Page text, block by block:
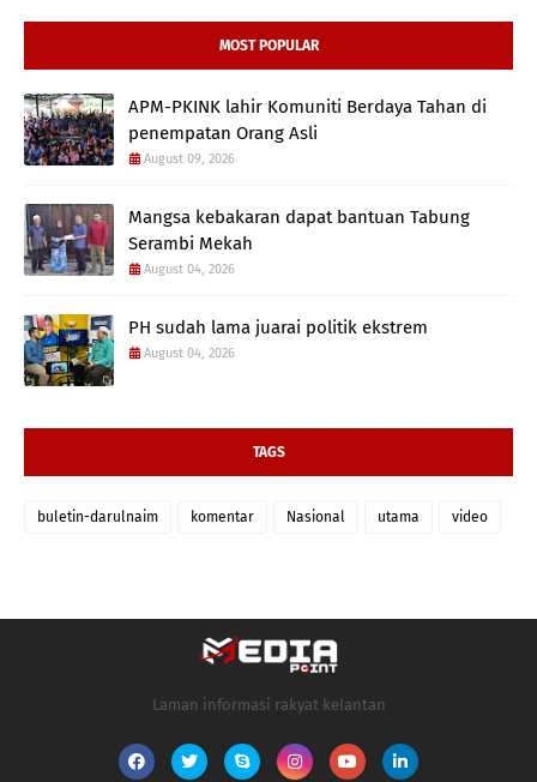
MOST POPULAR
APM-PKINK lahir Komuniti Berdaya Tahan di
penempatan Orang Asli
August 09, 2026
Mangsa kebakaran dapat bantuan Tabung
Serambi Mekah
August 04, 2026
PH sudah lama juarai politik ekstrem
August 04, 2026
TAGS
buletin-darulnaim komentar Nasional utama video
Laman informasi rakyat kelantan